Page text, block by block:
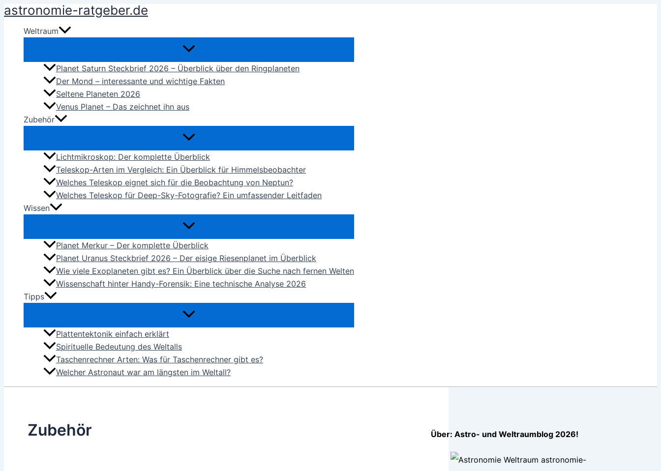
Zum
springen
astronomie-ratgeber.de
Weltraum
Planet Saturn Steckbrief 2026 – Überblick über den Ringplaneten
Der Mond – interessante und wichtige Fakten
Seltene Planeten 2026
Venus Planet – Das zeichnet ihn aus
Zubehör
Lichtmikroskop: Der komplette Überblick
Teleskop-Arten im Vergleich: Ein Überblick für Himmelsbeobachter
Welches Teleskop eignet sich für die Beobachtung von Neptun?
Welches Teleskop für Deep-Sky-Fotografie? Ein umfassender Leitfaden
Wissen
Planet Merkur – Der komplette Überblick
Planet Uranus Steckbrief 2026 – Der eisige Riesenplanet im Überblick
Wie viele Exoplaneten gibt es? Ein Überblick über die Suche nach fernen Welten
Wissenschaft hinter Handy-Forensik: Eine technische Analyse 2026
Tipps
Plattentektonik einfach erklärt
Spirituelle Bedeutung des Weltalls
Taschenrechner Arten: Was für Taschenrechner gibt es?
Welcher Astronaut war am längsten im Weltall?
Zubehör Über: Astro- und Weltraumblog 2026!